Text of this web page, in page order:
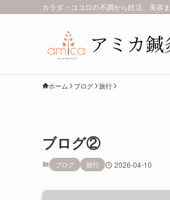
カラダ・ココロの不調から妊活、美容
ホーム ブログ 旅行
ブログ②
ブログ 旅行 2026-04-10